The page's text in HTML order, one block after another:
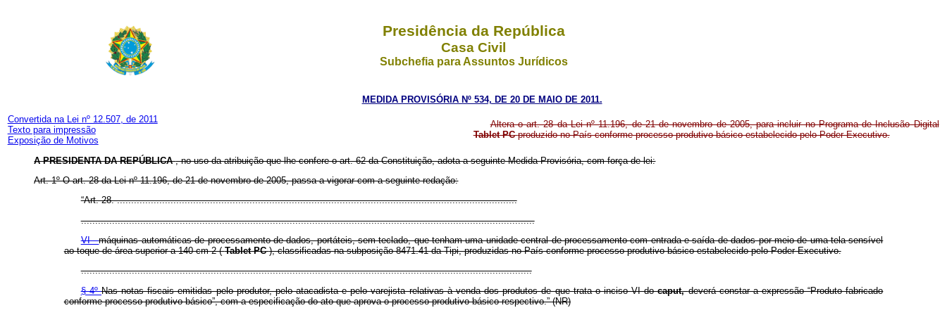
Presidência da República
Casa Civil
Subchefia para Assuntos Jurídicos
MEDIDA PROVISÓRIA Nº 534, DE 20 DE MAIO DE 2011.
Convertida na Lei nº 12.507, de 2011
Texto para impressão
Exposição de Motivos
Altera o art. 28 da Lei nº 11.196, de 21 de novembro de 2005, para incluir no Programa de Inclusão Digital
Tablet PCproduzido no País conforme processo produtivo básico estabelecido pelo Poder Executivo.
A PRESIDENTA DA REPÚBLICA, no uso da atribuição que lhe confere o art. 62 da Constituição, adota a seguinte Medida Provisória, com força de lei:
Art. 1º O art. 28 da Lei nº 11.196, de 21 de novembro de 2005, passa a vigorar com a seguinte redação:
“Art. 28. ..............................................................................................................................................
.................................................................................................................................................................
VI -máquinas automáticas de processamento de dados, portáteis, sem teclado, que tenham uma unidade central de processamento com entrada e saída de dados por meio de uma tela sensível
ao toque de área superior a 140 cm 2 (Tablet PC), classificadas na subposição 8471.41 da Tipi, produzidas no País conforme processo produtivo básico estabelecido pelo Poder Executivo.
................................................................................................................................................................
§ 4ºNas notas fiscais emitidas pelo produtor, pelo atacadista e pelo varejista relativas à venda dos produtos de que trata o inciso VI docaput,deverá constar a expressão “Produto fabricado
conforme processo produtivo básico”, com a especificação do ato que aprova o processo produtivo básico respectivo.” (NR)